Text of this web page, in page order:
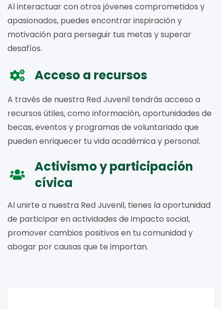
Al interactuar con otros jóvenes comprometidos y
apasionados, puedes encontrar inspiración y
motivación para perseguir tus metas y superar
desafíos.
Acceso a recursos
A través de nuestra Red Juvenil tendrás acceso a
recursos útiles, como información, oportunidades de
becas, eventos y programas de voluntariado que
pueden enriquecer tu vida académica y personal.
Activismo y participación
cívica
Al unirte a nuestra Red Juvenil, tienes la oportunidad
de participar en actividades de impacto social,
promover cambios positivos en tu comunidad y
abogar por causas que te importan.